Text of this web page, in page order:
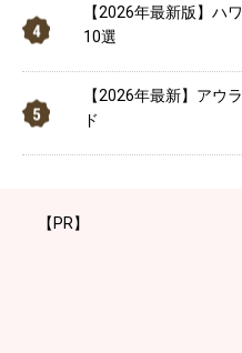
【2026年最新版】ハ
10選
【2026年最新】アウ
ド
【PR】